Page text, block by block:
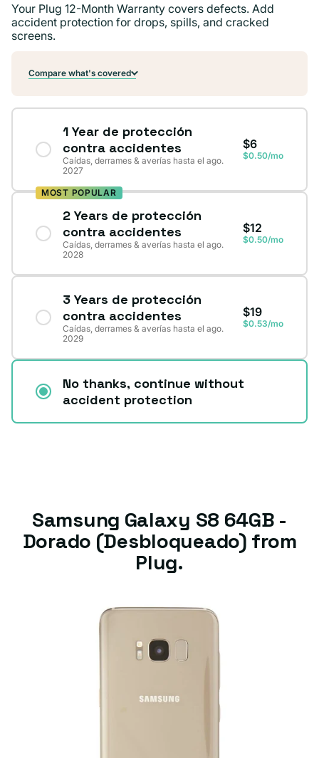
Your Plug 12-Month Warranty covers defects. Add
accident protection for drops, spills, and cracked
screens.
Compare what's covered
1 Year de protección
contra accidentes
Caídas, derrames & averías hasta el ago.
2027
$6
$0.50/mo
MOST POPULAR
2 Years de protección
contra accidentes
Caídas, derrames & averías hasta el ago.
2028
$12
$0.50/mo
3 Years de protección
contra accidentes
Caídas, derrames & averías hasta el ago.
2029
$19
$0.53/mo
No thanks, continue without
accident protection
Samsung Galaxy S8 64GB -
Dorado (Desbloqueado) from
Plug.